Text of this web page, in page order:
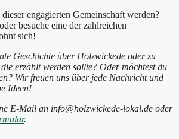
engagierten Gemeinschaft werden?
besuche eine der zahlreichen
sich!
Geschichte über Holzwickede oder zu
erzählt werden sollte? Oder möchtest du
Wir freuen uns über jede Nachricht und
Ideen!
E-Mail an info@holzwickede-lokal.de oder
.